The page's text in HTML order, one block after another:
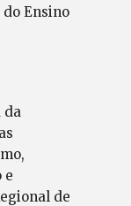
Ensino
da
e
de